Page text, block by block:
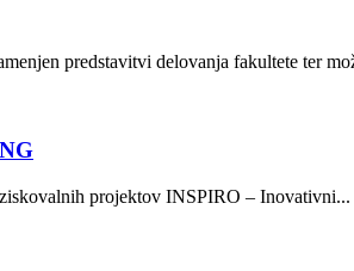
predstavitvi delovanja fakultete ter
projektov INSPIRO – Inovativni...